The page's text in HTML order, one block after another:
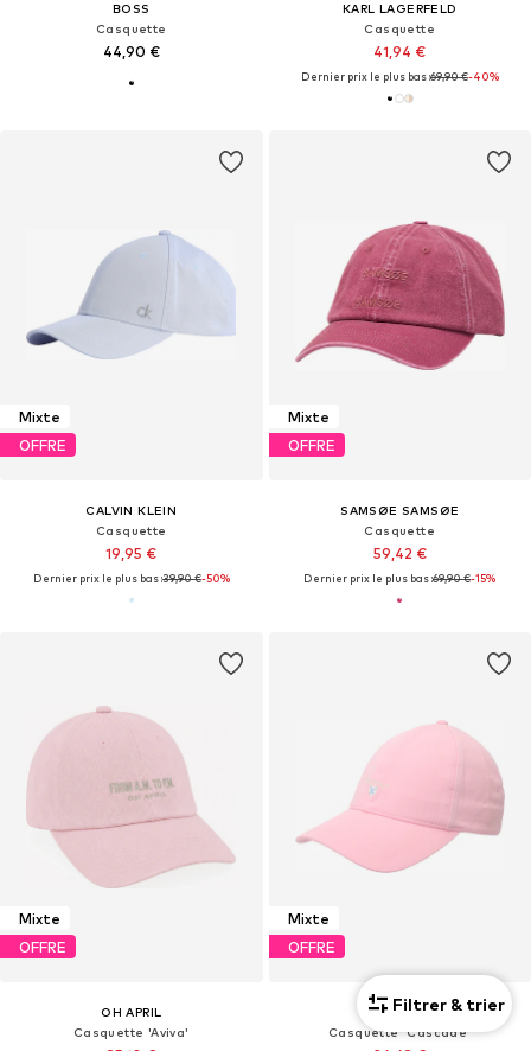
BOSS
Casquette
44,90 €
KARL LAGERFELD
Casquette
41,94 €
Dernier prix le plus bas :69,90 €-40%
Mixte
OFFRE
CALVIN KLEIN
Casquette
19,95 €
Dernier prix le plus bas :39,90 €-50%
Mixte
OFFRE
SAMSØE SAMSØE
Casquette
59,42 €
Dernier prix le plus bas :69,90 €-15%
Mixte
OFFRE
OH APRIL
Casquette 'Aviva'
Mixte
OFFRE
BARBOUR
Casquette 'Cascade'
Filtrer & trier